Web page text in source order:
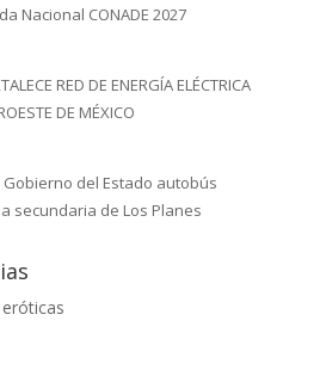
Nacional CONADE 2027
RED DE ENERGÍA ELÉCTRICA
DE MÉXICO
Gobierno del Estado autobús
secundaria de Los Planes